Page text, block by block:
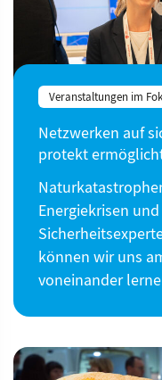
Veranstaltungen im
Netzwerken auf
protekt
Energiekrisen
können wir uns
voneinander